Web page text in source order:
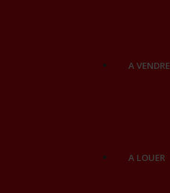
A VENDRE
A LOUER